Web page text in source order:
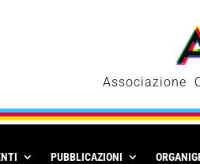
Associazione
PUBBLICAZIONI